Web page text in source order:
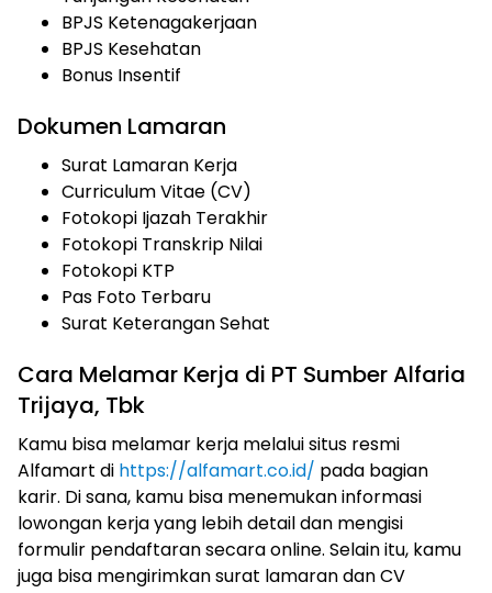
BPJS Ketenagakerjaan
BPJS Kesehatan
Bonus Insentif
Dokumen Lamaran
Surat Lamaran Kerja
Curriculum Vitae (CV)
Fotokopi Ijazah Terakhir
Fotokopi Transkrip Nilai
Fotokopi KTP
Pas Foto Terbaru
Surat Keterangan Sehat
Cara Melamar Kerja di PT Sumber Alfaria
Trijaya, Tbk
Kamu bisa melamar kerja melalui situs resmi
Alfamart di https://alfamart.co.id/ pada bagian
karir. Di sana, kamu bisa menemukan informasi
lowongan kerja yang lebih detail dan mengisi
formulir pendaftaran secara online. Selain itu, kamu
juga bisa mengirimkan surat lamaran dan CV